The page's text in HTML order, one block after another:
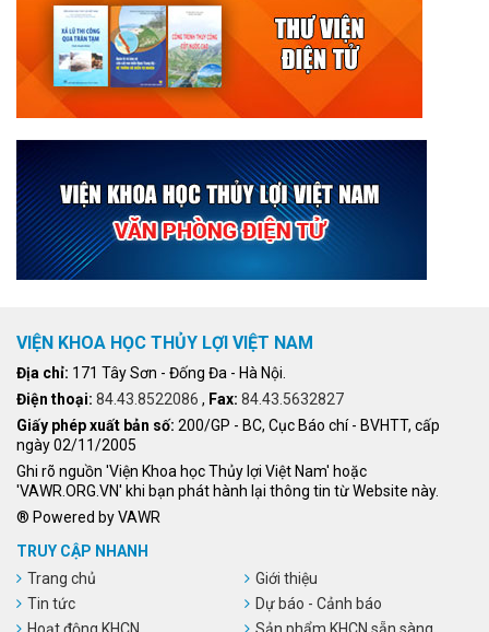
VIỆN KHOA HỌC THỦY LỢI VIỆT NAM
Địa chỉ: 171 Tây Sơn - Đống Đa - Hà Nội.
Điện thoại: 84.43.8522086 , Fax: 84.43.5632827
Giấy phép xuất bản số: 200/GP - BC, Cục Báo chí - BVHTT, cấp
ngày 02/11/2005
Ghi rõ nguồn 'Viện Khoa học Thủy lợi Việt Nam' hoặc
'VAWR.ORG.VN' khi bạn phát hành lại thông tin từ Website này.
® Powered by VAWR
TRUY CẬP NHANH
Trang chủ
Giới thiệu
Tin tức
Dự báo - Cảnh báo
Hoạt động KHCN
Sản phẩm KHCN sẵn sàng